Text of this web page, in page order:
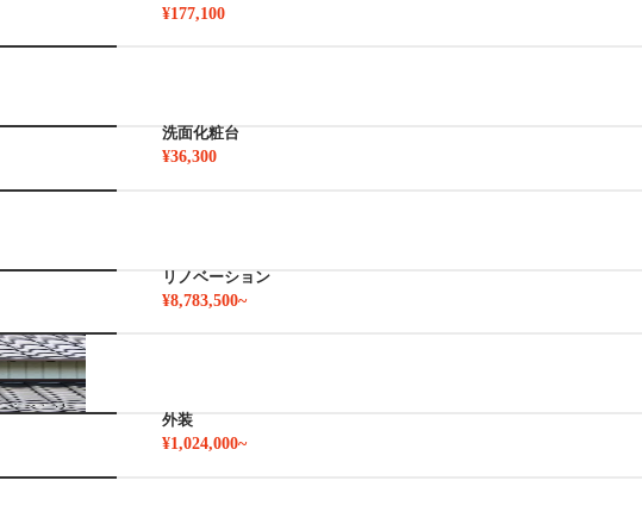
¥177,100
洗面化粧台
¥36,300
リノベーション
¥8,783,500~
外装
¥1,024,000~